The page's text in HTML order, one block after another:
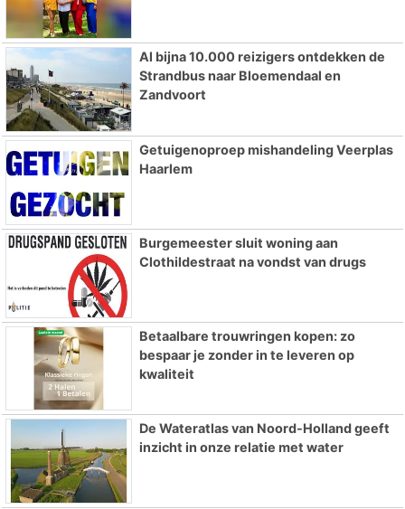
Al bijna 10.000 reizigers ontdekken de
Strandbus naar Bloemendaal en
Zandvoort
Getuigenoproep mishandeling Veerplas
Haarlem
Burgemeester sluit woning aan
Clothildestraat na vondst van drugs
Betaalbare trouwringen kopen: zo
bespaar je zonder in te leveren op
kwaliteit
De Wateratlas van Noord-Holland geeft
inzicht in onze relatie met water